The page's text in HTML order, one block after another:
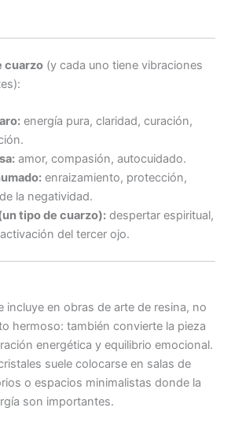
cuarzo (y cada uno tiene vibraciones
energía pura, claridad, curación,
amor, compasión, autocuidado.
enraizamiento, protección,
la negatividad.
tipo de cuarzo):despertar espiritual,
del tercer ojo.
incluye en obras de arte de resina, no
hermoso: también convierte la pieza
energética y equilibrio emocional.
suele colocarse en salas de
o espacios minimalistas donde la
son importantes.